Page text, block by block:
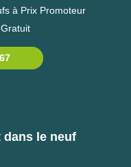
à Prix Promoteur
dans le neuf